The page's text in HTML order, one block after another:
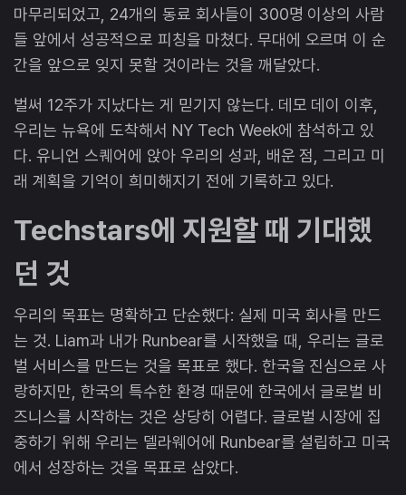
마무리되었고, 24개의 동료 회사들이 300명 이상의 사람
들 앞에서 성공적으로 피칭을 마쳤다. 무대에 오르며 이 순
간을 앞으로 잊지 못할 것이라는 것을 깨달았다.
벌써 12주가 지났다는 게 믿기지 않는다. 데모 데이 이후,
우리는 뉴욕에 도착해서 NY Tech Week에 참석하고 있
다. 유니언 스퀘어에 앉아 우리의 성과, 배운 점, 그리고 미
래 계획을 기억이 희미해지기 전에 기록하고 있다.
Techstars에 지원할 때 기대했
던 것
우리의 목표는 명확하고 단순했다: 실제 미국 회사를 만드
는 것. Liam과 내가 Runbear를 시작했을 때, 우리는 글로
벌 서비스를 만드는 것을 목표로 했다. 한국을 진심으로 사
랑하지만, 한국의 특수한 환경 때문에 한국에서 글로벌 비
즈니스를 시작하는 것은 상당히 어렵다. 글로벌 시장에 집
중하기 위해 우리는 델라웨어에 Runbear를 설립하고 미국
에서 성장하는 것을 목표로 삼았다.